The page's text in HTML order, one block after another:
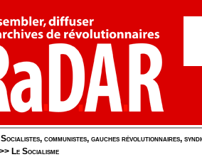
Socialistes, communistes, gauches révolutionnaires,
>> Le Socialisme